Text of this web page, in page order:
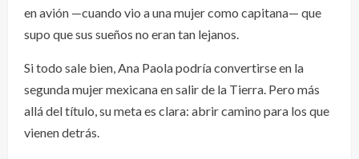
en avión —cuando vio a una mujer como capitana— que
supo que sus sueños no eran tan lejanos.
Si todo sale bien, Ana Paola podría convertirse en la
segunda mujer mexicana en salir de la Tierra. Pero más
allá del título, su meta es clara: abrir camino para los que
vienen detrás.